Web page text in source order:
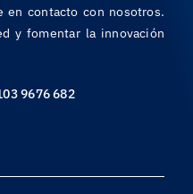
en contacto con nosotros.
y fomentar la innovación
9676 682